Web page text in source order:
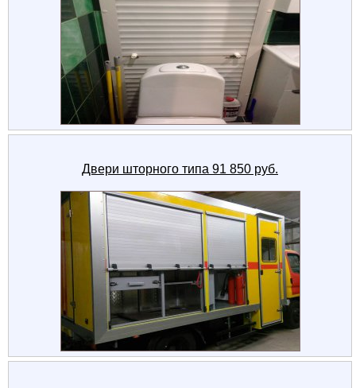
Двери шторного типа 91 850 руб.